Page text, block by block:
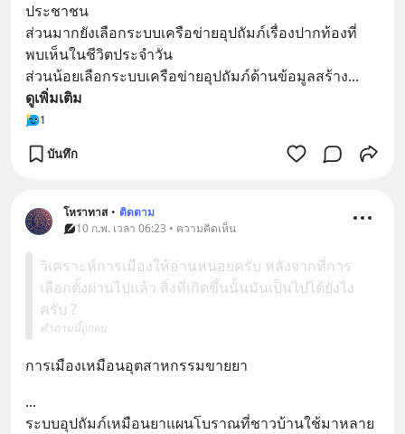
ประชาชน
ส่วนมากยังเลือกระบบเครือข่ายอุปถัมภ์​เรื่องปากท้องที่
พบเห็นในชีวิตประจำวัน
ส่วนน้อยเลือกระบบเครือข่ายอุปถัมภ์​ด้านข้อมูลสร้าง...
ดูเพิ่มเติม
1
บันทึก
โหราทาส • ติดตาม
10 ก.พ. เวลา 06:23 • ความคิดเห็น
วิเคราะห์การเมืองให้อ่านหน่อยครับ หลังจากที่การ
เลือกตั้งผ่านไปแล้ว สิ่งที่เกิดขึ้นนั้นมันเป็นไปได้ยังไง
ครับ ?
คำถามนี้ถูกลบ
การเมืองเหมือนอุตสาหกรรมขายยา
...
ระบบอุปถัมภ์​เหมือนยาแผนโบราณที่ชาวบ้านใช้มาหลาย